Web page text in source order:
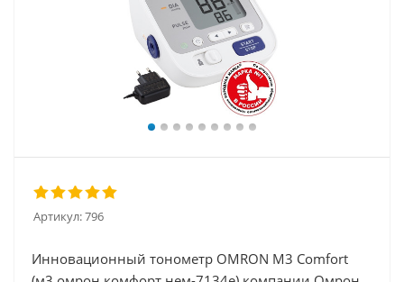
Артикул:796
Инновационный тонометр OMRON M3 Comfort